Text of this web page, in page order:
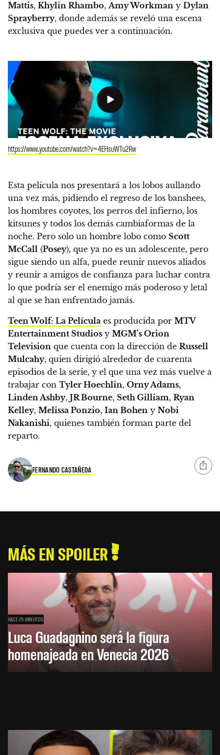
Mattis, Khylin Rhambo,Amy Workman y Dylan
Sprayberry, donde además se reveló una escena
exclusiva que puedes ver a continuación.
https://www.youtube.com/watch?v=4EHsuWTu2Rw
Esta película nos presentará a los lobos aullando
una vez más, pidiendo el regreso de los banshees,
los hombres coyotes, los perros del infierno, los
kitsunes y todos los demás cambiaformas de la
noche. Pero solo un hombre lobo como Scott
McCall (Posey), que ya no es un adolescente, pero
sigue siendo un alfa, puede reunir nuevos aliados
y reunir a amigos de confianza para luchar contra
lo que podría ser el enemigo más poderoso y letal
al que se han enfrentado jamás.
Teen Wolf: La Película es producida por MTV
Entertainment Studios y MGM’s Orion
Television que cuenta con la dirección de Russell
Mulcahy, quien dirigió alrededor de cuarenta
episodios de la serie, y el que una vez más vuelve a
trabajar con Tyler Hoechlin, Orny Adams,
Linden Ashby, JR Bourne, Seth Gilliam, Ryan
Kelley, Melissa Ponzio, Ian Bohen y Nobi
Nakanishi, quienes también forman parte del
reparto.
FERNANDO CASTAÑEDA
MÁS EN SPOILER
HACE 25 MINUTOS
Luca Guadagnino será la figura
homenajeada en Venecia 2026